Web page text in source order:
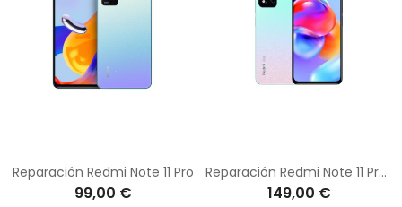
Reparación Redmi Note 11 Pro
99,00 €
Reparación Redmi Note 11 Pro Plus
149,00 €